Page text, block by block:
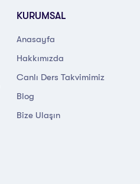
KURUMSAL
Anasayfa
Hakkımızda
Canlı Ders Takvimimiz
Blog
Bize Ulaşın